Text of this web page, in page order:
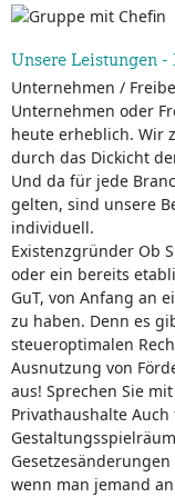
Unsere Leistungen -
Unternehmen /
Unternehmen oder
heute erheblich. Wir
durch das Dickicht
Und da für jede
gelten, sind unsere
individuell.
Existenzgründer Ob
oder ein bereits
GuT, von Anfang an
zu haben. Denn es
steueroptimalen
Ausnutzung von
aus! Sprechen Sie
Privathaushalte
wenn man jemand